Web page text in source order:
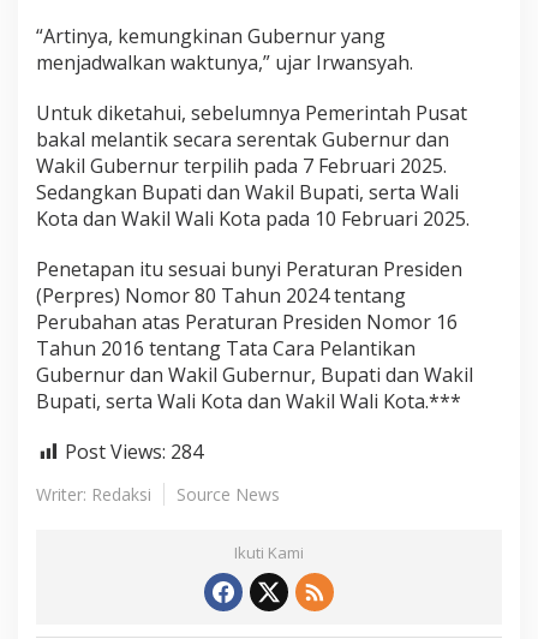
“Artinya, kemungkinan Gubernur yang
menjadwalkan waktunya,” ujar Irwansyah.
Untuk diketahui, sebelumnya Pemerintah Pusat
bakal melantik secara serentak Gubernur dan
Wakil Gubernur terpilih pada 7 Februari 2025.
Sedangkan Bupati dan Wakil Bupati, serta Wali
Kota dan Wakil Wali Kota pada 10 Februari 2025.
Penetapan itu sesuai bunyi Peraturan Presiden
(Perpres) Nomor 80 Tahun 2024 tentang
Perubahan atas Peraturan Presiden Nomor 16
Tahun 2016 tentang Tata Cara Pelantikan
Gubernur dan Wakil Gubernur, Bupati dan Wakil
Bupati, serta Wali Kota dan Wakil Wali Kota.***
Post Views: 284
Writer: Redaksi Source News
Ikuti Kami